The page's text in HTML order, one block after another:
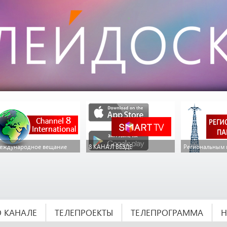
вещание 8 КАНАЛ ВЕЗДЕ Региональным
КАНАЛЕ ТЕЛЕПРОЕКТЫ ТЕЛЕПРОГРАММА